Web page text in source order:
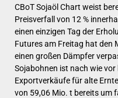
CBoT Sojaöl Chart weist
Preisverfall von 12 %
einen einzigen Tag der
Futures am Freitag hat
einen großen Dämpfer
Sojabohnen ist nach wie vor
Exportverkäufe für alte
von 59,06 Mio. t bereits um